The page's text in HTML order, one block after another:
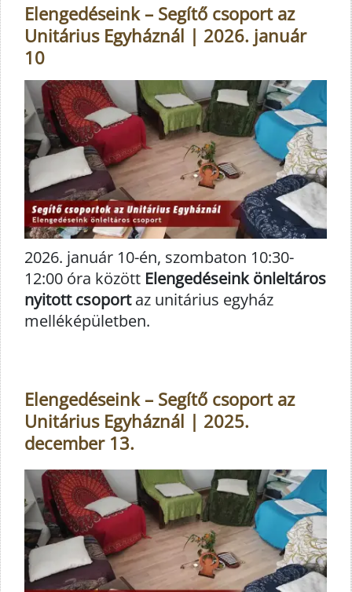
Elengedéseink – Segítő csoport az
Unitárius Egyháznál | 2026. január
10
2026. január 10-én, szombaton 10:30-
12:00 óra között Elengedéseink önleltáros
nyitott csoportaz unitárius egyház
melléképületben.
Elengedéseink – Segítő csoport az
Unitárius Egyháznál | 2025.
december 13.